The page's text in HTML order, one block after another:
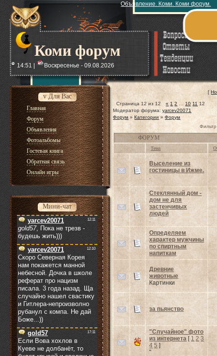
Коми форум
Объявление. Коми. Коми форум.
14:51 | Воскресенье - 09.08.2026
v Для Вас
Главная
Форум
Объявления
Фотоальбомы
Гостевая книга
Обратная связь
Онлайн игры
Мини-чат
[
Страница 12 из 12 « 1 2 10 11 12
Модератор форума:yarcev20071
Форум » Категории » Форум
ФОРУМ
Тема
Выселение из
гостиницы в Ижме.
.
Стеклянный дом -
дом не для
застенчивых
людей
.
Определяем
характер мужчины
по спиртным
напиткам
Древние
животные
Картинки
за пьянство
"Случайное" фото
из интернета [ 1 2 3
4 5 ]
"